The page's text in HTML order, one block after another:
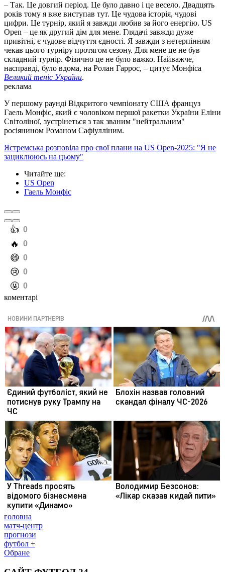
– Так. Це довгий період. Це було давно і це весело. Двадцять
років тому я вже виступав тут. Це чудова історія, чудові
цифри. Це турнір, який я завжди любив за його енергію. US
Open – це як другий дім для мене. Глядачі завжди дуже
привітні, є чудове відчуття єдності. Я завжди з нетерпінням
чекав цього турніру протягом сезону. Для мене це не був
складний турнір. Фізично це не було важко. Найважче,
насправді, було вдома, на Ролан Гаррос, – цитує Монфіса
Великий теніс України.
реклама
У першому раунді Відкритого чемпіонату США француз
Гаель Монфіс, який є чоловіком першої ракетки України Еліни
Світоліної, зустрінеться з так званим "нейтральним"
росіянином Романом Сафіулліним.
Ястремська розповіла про свої плани на US Open-2025: "Я не
зациклююсь на цьому"
Читайте ще:
US Open
Гаель Монфіс
️👍 0
️🔥 0
️😄 0
️😢 0
️🤬 0
коментарі
головна
матч-центр
прогнози
футбол +
Обране